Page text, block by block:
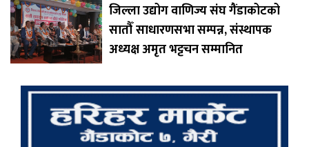
जिल्ला उद्योग वाणिज्य संघ गैंडाकोटको
सातौँ साधारणसभा सम्पन्न, संस्थापक
अध्यक्ष अमृत भट्टचन सम्मानित